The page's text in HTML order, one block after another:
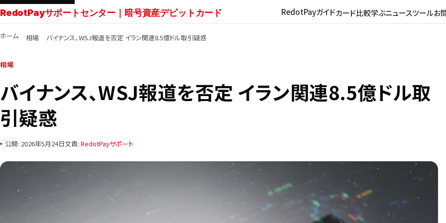
RedotPayサポートセンター｜暗号資産デビットカード RedotPayガイドカード比較学ぶニュースツールお
ホーム
相場 バイナンス、WSJ報道を否定 イラン関連8.5億ドル取引疑惑
相場
バイナンス、WSJ報道を否定 イラン関連8.5億ドル取
引疑惑
公開: 2026年5月24日文責: RedotPayサポート